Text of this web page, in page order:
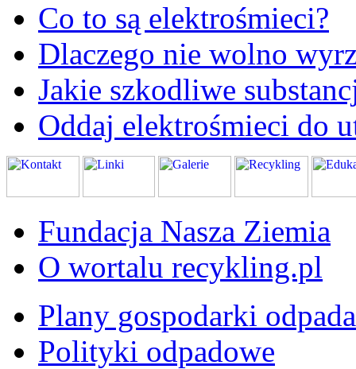
Co to są elektrośmieci?
Dlaczego nie wolno
Jakie szkodliwe
Oddaj elektrośmieci do
Fundacja Nasza Ziemia
O wortalu recykling.pl
Plany gospodarki
Polityki odpadowe